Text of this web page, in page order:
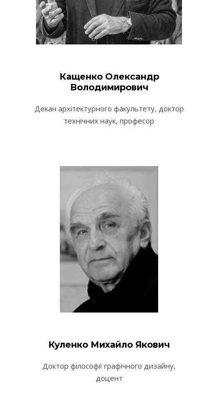
Кащенко Олександр
Володимирович
Декан архітектурного факультету, доктор
технічних наук, професор
Куленко Михайло Якович
Доктор філософії графічного дизайну,
доцент